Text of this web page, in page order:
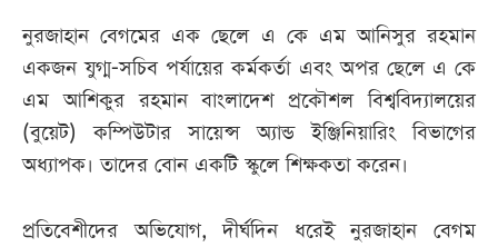
নুরজাহান বেগমের এক ছেলে এ কে এম আনিসুর রহমান
একজন যুগ্ম-সচিব পর্যায়ের কর্মকর্তা এবং অপর ছেলে এ কে
এম আশিকুর রহমান বাংলাদেশ প্রকৌশল বিশ্ববিদ্যালয়ের
(বুয়েট) কম্পিউটার সায়েন্স অ্যান্ড ইঞ্জিনিয়ারিং বিভাগের
অধ্যাপক। তাদের বোন একটি স্কুলে শিক্ষকতা করেন।
প্রতিবেশীদের অভিযোগ, দীর্ঘদিন ধরেই নুরজাহান বেগম